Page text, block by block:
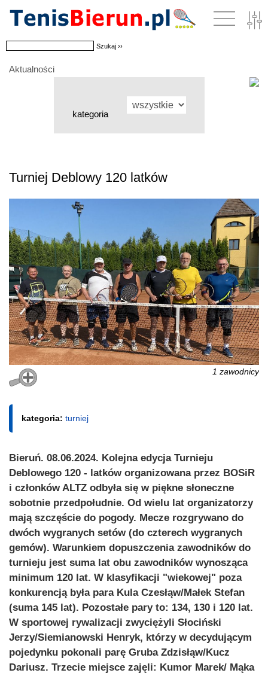
Aktualności
kategoria
Turniej Deblowy 120 latków
1 zawodnicy
kategoria: turniej
Bieruń. 08.06.2024. Kolejna edycja Turnieju
Deblowego 120 - latków organizowana przez BOSiR
i członków ALTZ odbyła się w piękne słoneczne
sobotnie przedpołudnie. Od wielu lat organizatorzy
mają szczęście do pogody. Mecze rozgrywano do
dwóch wygranych setów (do czterech wygranych
gemów). Warunkiem dopuszczenia zawodników do
turnieju jest suma lat obu zawodników wynosząca
minimum 120 lat. W klasyfikacji "wiekowej" poza
konkurencją była para Kula Czesłąw/Małek Stefan
(suma 145 lat). Pozostałe pary to: 134, 130 i 120 lat.
W sportowej rywalizacji zwyciężyli Słociński
Jerzy/Siemianowski Henryk, którzy w decydującym
pojedynku pokonali parę Gruba Zdzisłąw/Kucz
Dariusz. Trzecie miejsce zajęli: Kumor Marek/ Mąka